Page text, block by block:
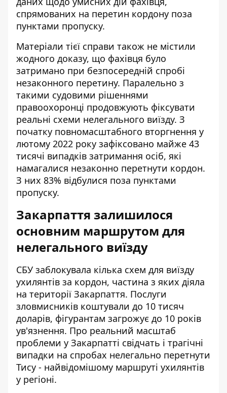
спрямованих на перетин кордону поза
пунктами пропуску.
Матеріали тієї справи також не містили
жодного доказу, що фахівця було
затримано при безпосередній спробі
незаконного перетину. Паралельно з
такими судовими рішеннями
правоохоронці продовжують фіксувати
реальні схеми нелегального виїзду. З
початку повномасштабного вторгнення у
лютому 2022 року зафіксовано майже 43
тисячі випадків затримання осіб, які
намагалися незаконно перетнути кордон.
З них 83% відбулися поза пунктами
пропуску.
Закарпаття залишилося
основним маршрутом для
нелегального виїзду
СБУ заблокувала кілька схем для виїзду
ухилянтів за кордон, частина з яких діяла
на території Закарпаття. Послуги
зловмисників коштували до 10 тисяч
доларів, фігурантам загрожує до 10 років
ув'язнення. Про реальний масштаб
проблеми у Закарпатті свідчать і трагічні
випадки на спробах нелегально перетнути
Тису - найвідомішому маршруті ухилянтів
у регіоні.